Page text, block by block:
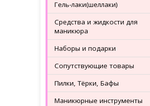
Гель-лаки(шеллаки)
Средства и жидкости для
маникюра
Наборы и подарки
Сопутствующие товары
Пилки, Тёрки, Бафы
Маникюрные инструменты